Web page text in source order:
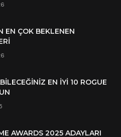
EN ÇOK BEKLENEN
EN İYI 10 ROGUE
AWARDS 2025 ADAYLARI